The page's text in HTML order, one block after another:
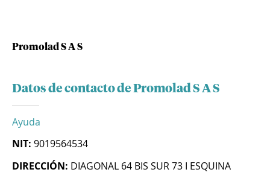
Promolad S A S
Datos de contacto de Promolad S A S
Ayuda
NIT: 9019564534
DIRECCIÓN: DIAGONAL 64 BIS SUR 73 I ESQUINA